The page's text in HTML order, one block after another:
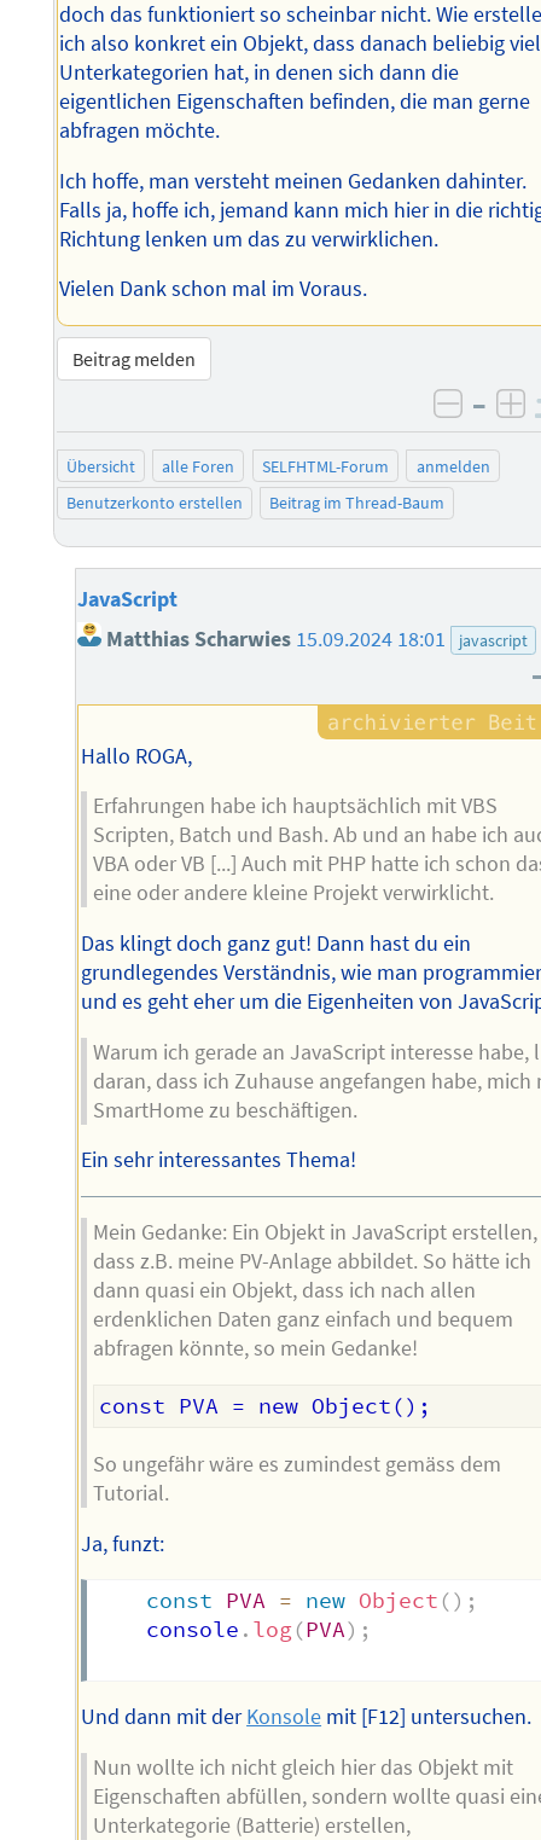
doch das funktioniert so scheinbar nicht. Wie
ich also konkret ein Objekt, dass danach beliebig
Unterkategorien hat, in denen sich dann die
eigentlichen Eigenschaften befinden, die man gerne
abfragen möchte.
Ich hoffe, man versteht meinen Gedanken dahinter.
Falls ja, hoffe ich, jemand kann mich hier in die
Richtung lenken um das zu verwirklichen.
Vielen Dank schon mal im Voraus.
Beitrag melden
–
Übersicht alle Foren SELFHTML-Forum
anmelden
Benutzerkonto erstellen
Beitrag im Thread-Baum
JavaScript
Matthias Scharwies 15.09.2024 18:01 javascript
Hallo ROGA,
Erfahrungen habe ich hauptsächlich mit VBS
Scripten, Batch und Bash. Ab und an habe ich
VBA oder VB [...] Auch mit PHP hatte ich schon
eine oder andere kleine Projekt verwirklicht.
Das klingt doch ganz gut! Dann hast du ein
grundlegendes Verständnis, wie man
und es geht eher um die Eigenheiten von
Warum ich gerade an JavaScript interesse habe,
daran, dass ich Zuhause angefangen habe, mich
SmartHome zu beschäftigen.
Ein sehr interessantes Thema!
Mein Gedanke: Ein Objekt in JavaScript erstellen,
dass z.B. meine PV-Anlage abbildet. So hätte ich
dann quasi ein Objekt, dass ich nach allen
erdenklichen Daten ganz einfach und bequem
abfragen könnte, so mein Gedanke!
So ungefähr wäre es zumindest gemäss dem
Tutorial.
Ja, funzt:
const PVA = new Object () ;
	console
. log(PVA) ;
Und dann mit derKonsole mit [F12] untersuchen.
Nun wollte ich nicht gleich hier das Objekt mit
Eigenschaften abfüllen, sondern wollte quasi
Unterkategorie (Batterie) erstellen,